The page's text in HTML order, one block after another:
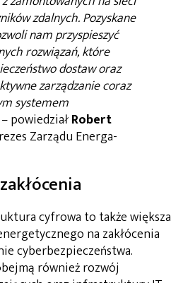
zdalnych. Pozyskane
nam przyspieszyć
rozwiązań, które
dostaw oraz
zarządzanie coraz
systemem
– powiedziałRobert
Zarządu Energa-
cyfrowa to także większa
na zakłócenia
cyberbezpieczeństwa.
również rozwój